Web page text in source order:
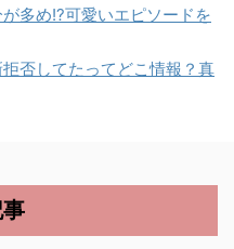
多め!?可愛いエピソードを
否してたってどこ情報？真